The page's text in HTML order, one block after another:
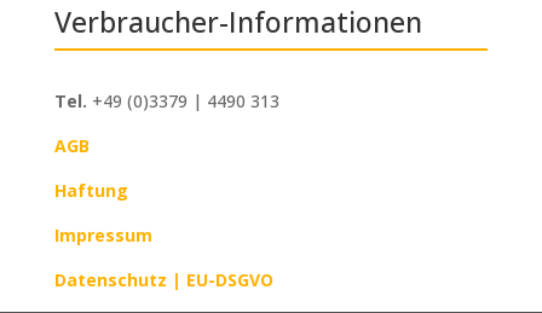
Verbraucher-Informationen
Tel. +49 (0)3379 | 4490 313
AGB
Haftung
Impressum
Datenschutz | EU-DSGVO